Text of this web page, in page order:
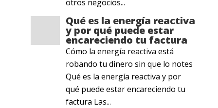
otros negocios...
Qué es la energía reactiva
y por qué puede estar
encareciendo tu factura
Cómo la energía reactiva está
robando tu dinero sin que lo notes
Qué es la energía reactiva y por
qué puede estar encareciendo tu
factura Las...